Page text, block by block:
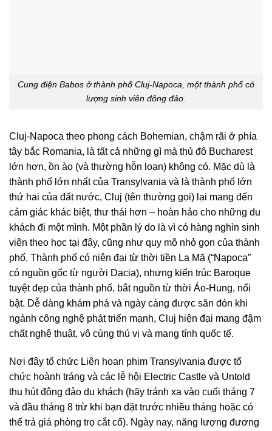
Cung điện Babos ở thành phố Cluj-Napoca, một thành phố có
lượng sinh viên đông đảo.
Cluj-Napoca theo phong cách Bohemian, chậm rãi ở phía
tây bắc Romania, là tất cả những gì mà thủ đô Bucharest
lớn hơn, ồn ào (và thường hỗn loạn) không có. Mặc dù là
thành phố lớn nhất của Transylvania và là thành phố lớn
thứ hai của đất nước, Cluj (tên thường gọi) lại mang đến
cảm giác khác biệt, thư thái hơn ⁠– hoàn hảo cho những du
khách đi một mình. Một phần lý do là vì có hàng nghìn sinh
viên theo học tại đây, cũng như quy mô nhỏ gọn của thành
phố. Thành phố có niên đại từ thời tiền La Mã (“Napoca”
có nguồn gốc từ người Dacia), nhưng kiến ​​trúc Baroque
tuyệt đẹp của thành phố, bắt nguồn từ thời Áo-Hung, nổi
bật. Dễ dàng khám phá và ngày càng được săn đón khi
ngành công nghệ phát triển mạnh, Cluj hiện đại mang đậm
chất nghệ thuật, vô cùng thú vị và mang tính quốc tế.
Nơi đây tổ chức Liên hoan phim Transylvania được tổ
chức hoành tráng và các lễ hội Electric Castle và Untold
thu hút đông đảo du khách (hãy tránh xa vào cuối tháng 7
và đầu tháng 8 trừ khi bạn đặt trước nhiều tháng hoặc có
thể trả giá phòng trọ cắt cổ). Ngày nay, năng lượng đương